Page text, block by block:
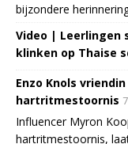
bijzondere
Video | Leerlingen
klinken op Thaise
Enzo Knols
hartritmestoornis
Influencer Myron
hartritmestoornis,